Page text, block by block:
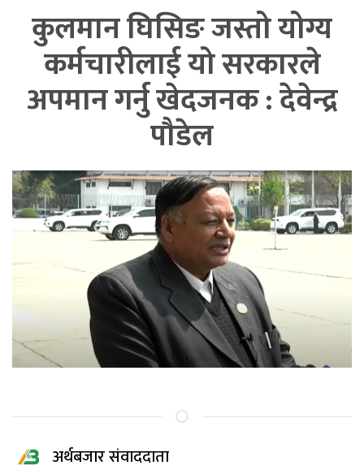
कुलमान घिसिङ जस्तो योग्य
कर्मचारीलाई यो सरकारले
अपमान गर्नु खेदजनक : देवेन्द्र
पौडेल
अर्थबजार संवाददाता